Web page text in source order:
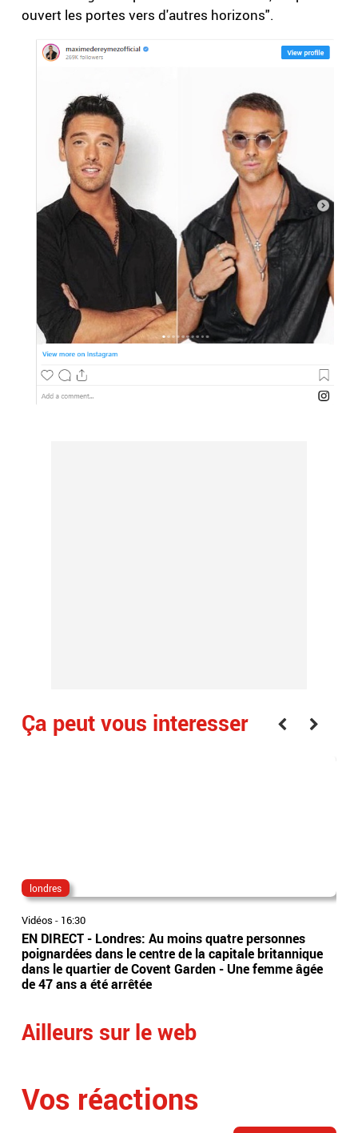
ouvert les portes vers d'autres horizons".
Ça peut vous interesser
londres
Vidéos - 16:30
EN DIRECT - Londres: Au moins quatre personnes
poignardées dans le centre de la capitale britannique
dans le quartier de Covent Garden - Une femme âgée
de 47 ans a été arrêtée
Ailleurs sur le web
Vos réactions